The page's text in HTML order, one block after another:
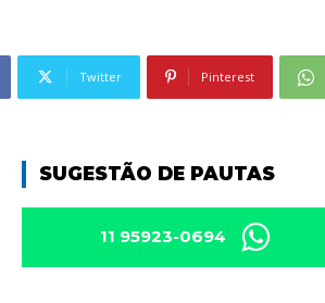
Twitter Pinterest
SUGESTÃO DE PAUTAS
11 95923-0694